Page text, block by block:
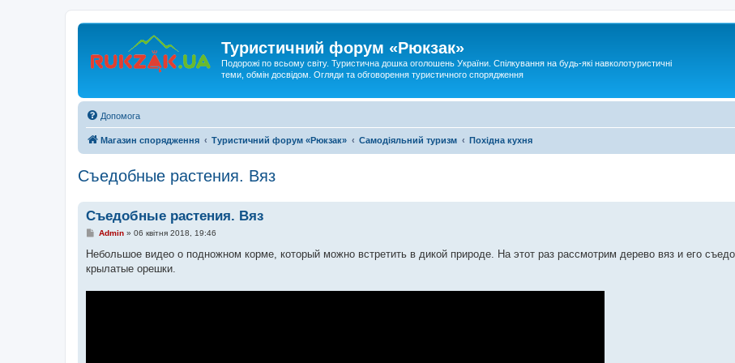
Туристичний форум «Рюкзак»
Подорожі по всьому світу. Туристична дошка оголошень України. Спілкування на будь-які навколотуристичні
теми, обмін досвідом. Огляди та обговорення туристичного спорядження
Допомога
Магазин спорядження Туристичний форум «Рюкзак» Самодіяльний туризм Похідна кухня
Съедобные растения. Вяз
Съедобные растения. Вяз
П
в
д
м
Admin» 06 квітня 2018, 19:46
Небольшое видео о подножном корме, который можно встретить в дикой природе. На этот раз рассмотрим дерево вяз и его
крылатые орешки.